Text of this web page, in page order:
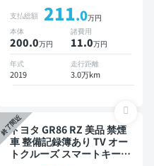
支払総額 211.0万円
本体
200.0万円
諸費用
11.0万円
年式
2019
走行距離
3.0万km
終了間近
トヨタ GR86 RZ 美品 禁煙
車 整備記録簿あり TV オー
トクルーズ スマートキー